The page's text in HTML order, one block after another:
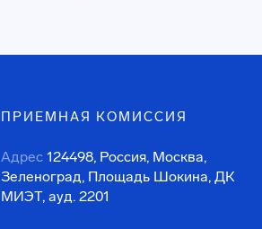
ПРИЕМНАЯ КОМИССИЯ
Адрес 124498, Россия, Москва,
Зеленоград, Площадь Шокина, ДК
МИЭТ, ауд. 2201